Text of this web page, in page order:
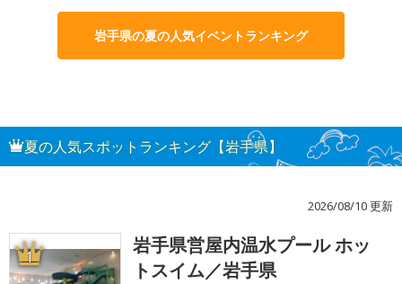
岩手県の夏の人気イベントランキング
夏の人気スポットランキング【岩手県】
2026/08/10 更新
1
岩手県営屋内温水プール ホッ
トスイム／岩手県